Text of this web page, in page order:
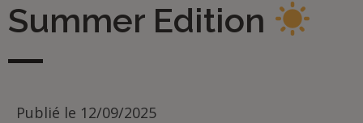
Summer Edition
Publié le 12/09/2025